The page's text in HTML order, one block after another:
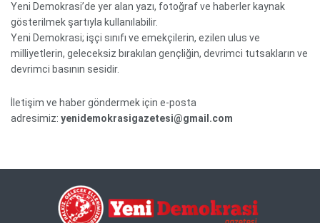
Yeni Demokrasi’de yer alan yazı, fotoğraf ve haberler kaynak
gösterilmek şartıyla kullanılabilir.
Yeni Demokrasi; işçi sınıfı ve emekçilerin, ezilen ulus ve
milliyetlerin, geleceksiz bırakılan gençliğin, devrimci tutsakların ve
devrimci basının sesidir.
İletişim ve haber göndermek için e-posta
adresimiz: yenidemokrasigazetesi@gmail.com